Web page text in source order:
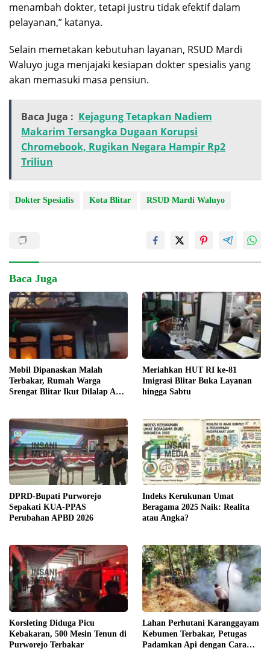
menambah dokter, tetapi justru tidak efektif dalam
pelayanan,” katanya.
Selain memetakan kebutuhan layanan, RSUD Mardi
Waluyo juga menjajaki kesiapan dokter spesialis yang
akan memasuki masa pensiun.
Baca Juga : Kejagung Tetapkan Nadiem
Makarim Tersangka Dugaan Korupsi
Chromebook, Rugikan Negara Hampir Rp2
Triliun
Dokter Spesialis Kota Blitar RSUD Mardi Waluyo
Baca Juga
Mobil Dipanaskan Malah
Terbakar, Rumah Warga
Srengat Blitar Ikut Dilalap Api,
Meriahkan HUT RI ke-81
Imigrasi Blitar Buka Layanan
hingga Sabtu
DPRD-Bupati Purworejo
Sepakati KUA-PPAS
Perubahan APBD 2026
Indeks Kerukunan Umat
Beragama 2025 Naik: Realita
atau Angka?
Korsleting Diduga Picu
Kebakaran, 500 Mesin Tenun di
Purworejo Terbakar
Lahan Perhutani Karanggayam
Kebumen Terbakar, Petugas
Padamkan Api dengan Cara